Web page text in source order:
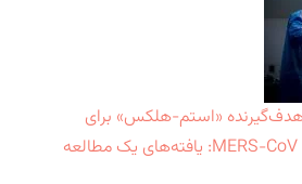
«استم-هلکس» برای
خنثی‌سازی متقاطع MERS-CoV: یافته‌های یک مطالعه